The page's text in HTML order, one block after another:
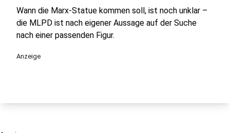
Wann die Marx-Statue kommen soll, ist noch unklar –
die MLPD ist nach eigener Aussage auf der Suche
nach einer passenden Figur.
Anzeige